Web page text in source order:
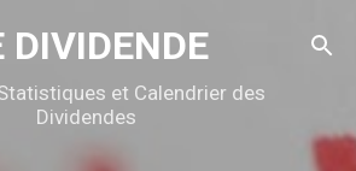
au contenu principal
DIVIDENDE
et Calendrier des
Dividendes